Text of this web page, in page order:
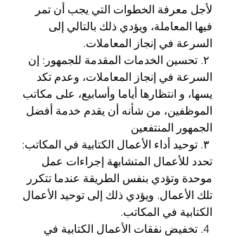
لأجل معرفة الخطوات التي يجب أن تمر
فيها المعاملة، ويؤدي ذلك بالتالي إلى
السرعة في إنجاز المعاملات.
۲. تحسين الخدمات المقدمة للجمهور: إن
السرعة في إنجاز المعاملات، وعدم تكد
يسها، و انتظارها أياما وأسابيع، على مكاتب
الموظفين، من شأنه أن يقدم خدمة أفضل
الجمهور المنتفعين
٣. توحيد أداء الأعمال الكتابية في المكاتب:
تحدد للأعمال المتشابهة إجراءات عمل
موحدة وتؤدي بنفس الطريقة عندما تتكرر
تلك الأعمال. ويؤدي ذلك إلى توحيد الأعمال
الكتابية في المكاتب.
4. تخفيض نفقات الأعمال الكتابية في